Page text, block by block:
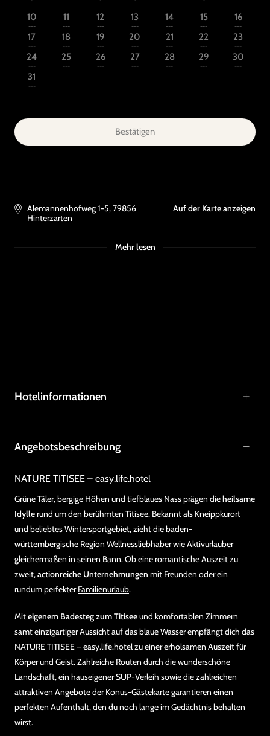
10
---
11
---
12
---
13
---
14
---
15
---
16
---
17
---
18
---
19
---
20
---
21
---
22
---
23
---
24
---
25
---
26
---
27
---
28
---
29
---
30
---
31
---
Bestätigen
Alemannenhofweg 1-5,79856
Hinterzarten
Auf der Karte anzeigen
Mehr lesen
Hotelinformationen
Angebotsbeschreibung
NATURE TITISEE – easy.life.hotel
Grüne Täler, bergige Höhen und tiefblaues Nass prägen dieheilsame
Idyllerund um den berühmten Titisee. Bekannt als Kneippkurort
und beliebtes Wintersportgebiet, zieht die baden-
württembergische Region Wellnessliebhaber wie Aktivurlauber
gleichermaßen in seinen Bann. Ob eine romantische Auszeit zu
zweit,actionreiche Unternehmungen mit Freunden oder ein
rundum perfekterFamilienurlaub.
Miteigenem Badesteg zum Titiseeund komfortablen Zimmern
samt einzigartiger Aussicht auf das blaue Wasser empfängt dich das
NATURE TITISEE – easy.life.hotel zu einer erholsamen Auszeit für
Körper und Geist. Zahlreiche Routen durch die wunderschöne
Landschaft, ein hauseigener SUP-Verleih sowie die zahlreichen
attraktiven Angebote der Konus-Gästekarte garantieren einen
perfekten Aufenthalt, den du noch lange im Gedächtnis behalten
wirst.